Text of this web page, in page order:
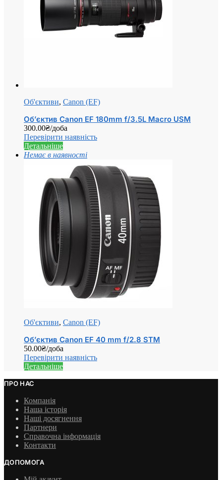
Об'єктиви, Canon (EF)
Об’єктив Canon EF 180mm f/3.5L Macro USM
300.00₴/доба
Перевірити наявність
Детальніше
Немає в наявності
Об'єктиви, Canon (EF)
Об’єктив Canon EF 40 mm f/2.8 STM
50.00₴/доба
Перевірити наявність
Детальніше
ПРО НАС
Компанія
Наша історія
Наші досягнення
Партнери
Справочна інформація
Контакти
ДОПОМОГА